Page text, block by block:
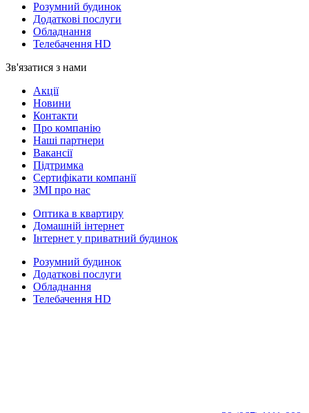
Розумний будинок
Додаткові послуги
Обладнання
Телебачення HD
Зв'язатися з нами
Акції
Новини
Контакти
Про компанію
Наші партнери
Вакансії
Підтримка
Сертифікати компанії
ЗМІ про нас
Оптика в квартиру
Домашній інтернет
Інтернет у приватний будинок
Розумний будинок
Додаткові послуги
Обладнання
Телебачення HD